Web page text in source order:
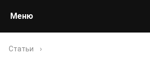
Меню
Статьи ›